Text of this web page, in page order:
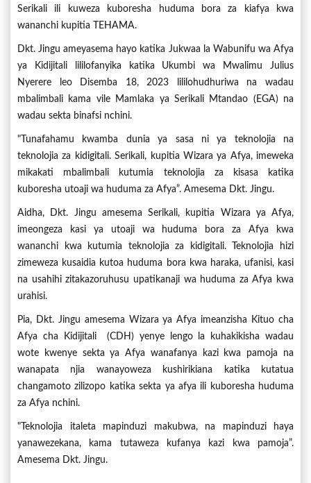
Serikali ili kuweza kuboresha huduma bora za kiafya kwa
wananchi kupitia TEHAMA.
Dkt. Jingu ameyasema hayo katika Jukwaa la Wabunifu wa Afya
ya Kidijitali lililofanyika katika Ukumbi wa Mwalimu Julius
Nyerere leo Disemba 18, 2023 lililohudhuriwa na wadau
mbalimbali kama vile Mamlaka ya Serikali Mtandao (EGA) na
wadau sekta binafsi nchini.
"Tunafahamu kwamba dunia ya sasa ni ya teknolojia na
teknolojia za kidigitali. Serikali, kupitia Wizara ya Afya, imeweka
mikakati mbalimbali kutumia teknolojia za kisasa katika
kuboresha utoaji wa huduma za Afya”. Amesema Dkt. Jingu.
Aidha, Dkt. Jingu amesema Serikali, kupitia Wizara ya Afya,
imeongeza kasi ya utoaji wa huduma bora za Afya kwa
wananchi kwa kutumia teknolojia za kidigitali. Teknolojia hizi
zimeweza kusaidia kutoa huduma bora kwa haraka, ufanisi, kasi
na usahihi zitakazoruhusu upatikanaji wa huduma za Afya kwa
urahisi.
Pia, Dkt. Jingu amesema Wizara ya Afya imeanzisha Kituo cha
Afya cha Kidijitali (CDH) yenye lengo la kuhakikisha wadau
wote kwenye sekta ya Afya wanafanya kazi kwa pamoja na
wanapata njia wanayoweza kushirikiana katika kutatua
changamoto zilizopo katika sekta ya afya ili kuboresha huduma
za Afya nchini.
"Teknolojia italeta mapinduzi makubwa, na mapinduzi haya
yanawezekana, kama tutaweza kufanya kazi kwa pamoja”.
Amesema Dkt. Jingu.